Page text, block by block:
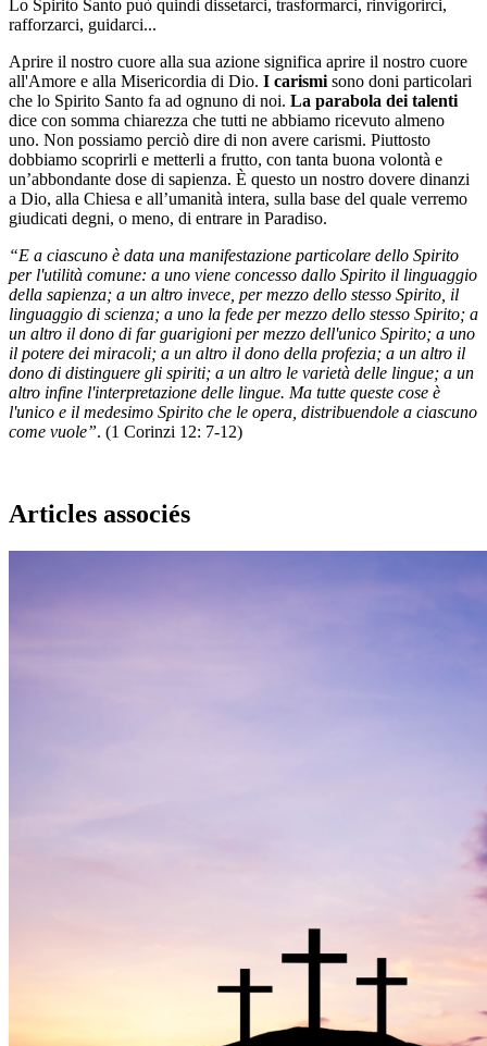
Lo Spirito Santo può quindi dissetarci, trasformarci, rinvigorirci,
rafforzarci, guidarci...
Aprire il nostro cuore alla sua azione significa aprire il nostro cuore
all'Amore e alla Misericordia di Dio. I carismi sono doni particolari
che lo Spirito Santo fa ad ognuno di noi. La parabola dei talenti
dice con somma chiarezza che tutti ne abbiamo ricevuto almeno
uno. Non possiamo perciò dire di non avere carismi. Piuttosto
dobbiamo scoprirli e metterli a frutto, con tanta buona volontà e
un’abbondante dose di sapienza. È questo un nostro dovere dinanzi
a Dio, alla Chiesa e all’umanità intera, sulla base del quale verremo
giudicati degni, o meno, di entrare in Paradiso.
“E a ciascuno è data una manifestazione particolare dello Spirito
per l'utilità comune: a uno viene concesso dallo Spirito il linguaggio
della sapienza; a un altro invece, per mezzo dello stesso Spirito, il
linguaggio di scienza; a uno la fede per mezzo dello stesso Spirito; a
un altro il dono di far guarigioni per mezzo dell'unico Spirito; a uno
il potere dei miracoli; a un altro il dono della profezia; a un altro il
dono di distinguere gli spiriti; a un altro le varietà delle lingue; a un
altro infine l'interpretazione delle lingue. Ma tutte queste cose è
l'unico e il medesimo Spirito che le opera, distribuendole a ciascuno
come vuole”. (1 Corinzi 12: 7-12)
Articles associés